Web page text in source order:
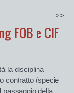
>>
FOB e CIF
la disciplina
contratto (specie
passaggio della